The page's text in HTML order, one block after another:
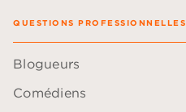
QUESTIONS PROFESSIONNELLES
Blogueurs
Comédiens